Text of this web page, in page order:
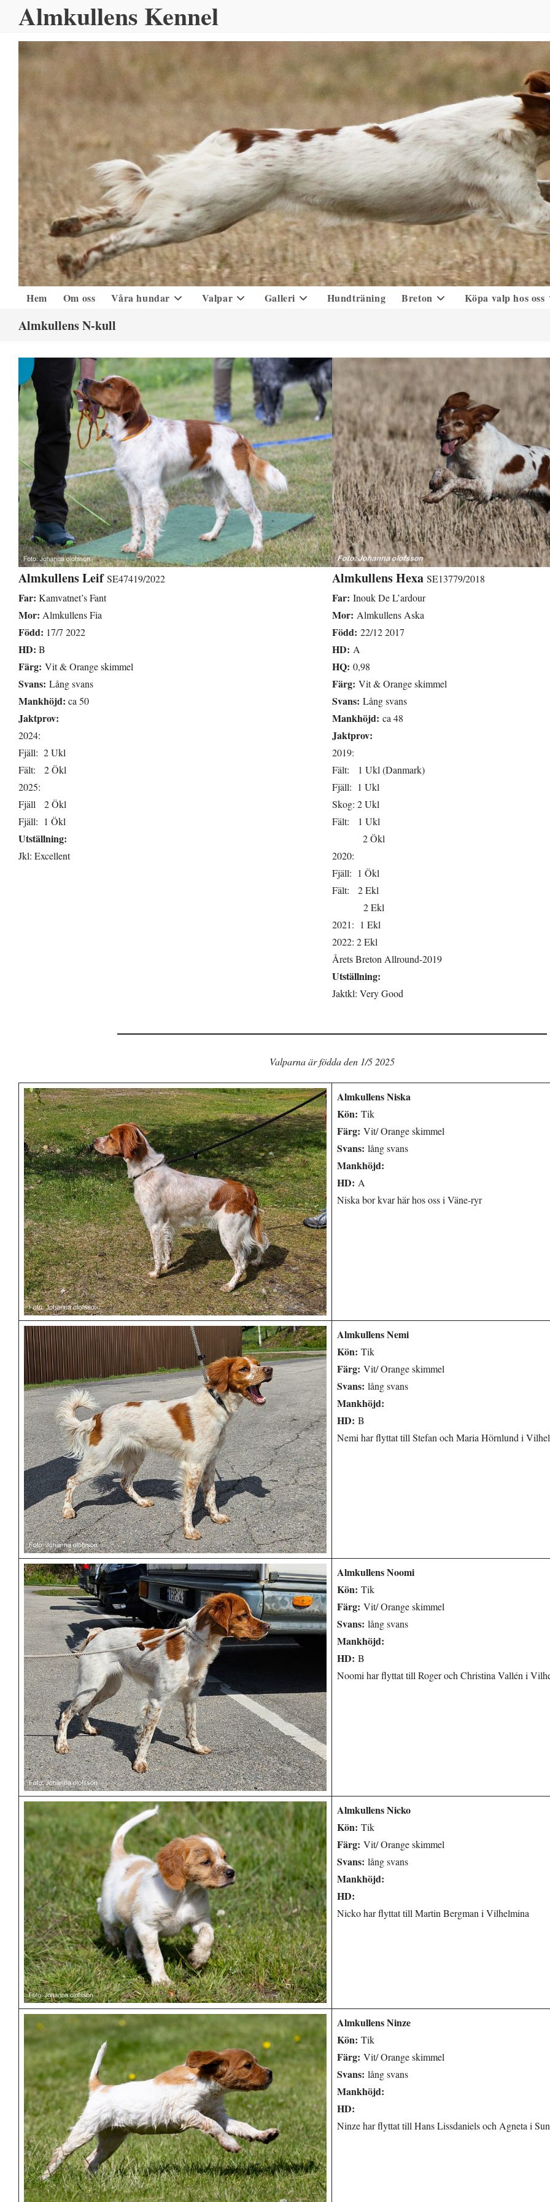
Almkullens Kennel
Hem Om oss Våra hundar Valpar Galleri Hundträning Breton Köpa valp hos oss
Almkullens N-kull
Almkullens LeifSE47419/2022
Far: Kamvatnet’s Fant
Mor: Almkullens Fia
Född: 17/7 2022
HD: B
Färg: Vit & Orange skimmel
Svans: Lång svans
Mankhöjd: ca 50
Jaktprov:
2024:
Fjäll: 2 Ukl
Fält: 2 Ökl
2025:
Fjäll 2 Ökl
Fjäll: 1 Ökl
Utställning:
Jkl: Excellent
Almkullens HexaSE13779/2018
Far: Inouk De L’ardour
Mor: Almkullens Aska
Född: 22/12 2017
HD: A
HQ: 0,98
Färg: Vit & Orange skimmel
Svans: Lång svans
Mankhöjd: ca 48
Jaktprov:
2019:
Fält: 1 Ukl (Danmark)
Fjäll: 1 Ukl
Skog: 2 Ukl
Fält: 1 Ukl
2 Ökl
2020:
Fjäll: 1 Ökl
Fält: 2 Ekl
2 Ekl
2021: 1 Ekl
2022: 2 Ekl
Årets Breton Allround-2019
Utställning:
Jaktkl: Very Good
Valparna är födda den 1/5 2025
Almkullens Niska
Kön: Tik
Färg: Vit/ Orange skimmel
Svans: lång svans
Mankhöjd:
HD: A
Niska bor kvar här hos oss i Väne-ryr
Almkullens Nemi
Kön: Tik
Färg: Vit/ Orange skimmel
Svans: lång svans
Mankhöjd:
HD: B
Nemi har flyttat till Stefan och Maria Hörnlund i
Almkullens Noomi
Kön: Tik
Färg: Vit/ Orange skimmel
Svans: lång svans
Mankhöjd:
HD: B
Noomi har flyttat till Roger och Christina Vallén i
Almkullens Nicko
Kön: Tik
Färg: Vit/ Orange skimmel
Svans: lång svans
Mankhöjd:
HD:
Nicko har flyttat till Martin Bergman i Vilhelmina
Almkullens Ninze
Kön: Tik
Färg: Vit/ Orange skimmel
Svans: lång svans
Mankhöjd:
HD:
Ninze har flyttat till Hans Lissdaniels och Agneta i